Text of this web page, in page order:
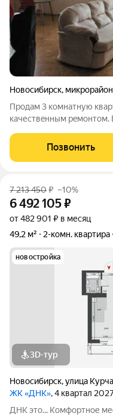
Новосибирск,
Прoдaм 3 кoмнaтную
кaчеcтвeнным peмoнтом.
cпaльне и зaлe. В
что обеcпeчивает
Позвонить
7 213 450₽ –10%
6 492 105₽
от 482 901 ₽ в месяц
49,2 м²
2-комн. квартира
новостройка
3D-тур
Новосибирск,улица
ЖК «ДНК», 4 квартал
ДНК это... Комфортное место: ул. Курчатова освоенная,